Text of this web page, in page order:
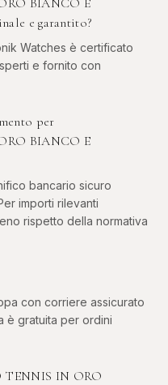
BIANCO E
e garantito?
Watches è certificato
e fornito con
per
BIANCO E
bancario sicuro
importi rilevanti
rispetto della normativa
con corriere assicurato
è gratuita per ordini
TENNIS IN ORO